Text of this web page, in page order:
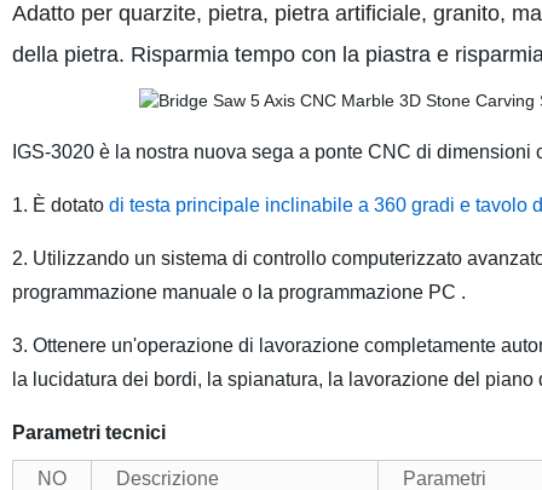
Adatto per quarzite, pietra, pietra artificiale, granito,
della pietra. Risparmia tempo con la piastra e
IGS-3020 è la nostra nuova sega a ponte CNC di dimensioni
1. È dotatodi testa principale inclinabile a 360 gradi e tavolo
2. Utilizzando un sistema di controllo computerizzato
programmazione manuale o la programmazione PC .
3. Ottenere un'operazione di lavorazione completamente
la lucidatura dei bordi, la spianatura, la lavorazione del
Parametri tecnici
NO Descrizione
Parametri